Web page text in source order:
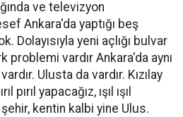
ve televizyon
Ankara'da yaptığı beş
Dolayısıyla yeni açlığı bulvar
problemi vardır Ankara'da aynı
Ulusta da vardır. Kızılay
pırıl yapacağız, ışıl ışıl
kentin kalbi yine Ulus.